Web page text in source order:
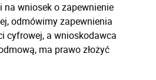
na wniosek o zapewnienie
odmówimy zapewnienia
cyfrowej, a wnioskodawca
ma prawo złożyć